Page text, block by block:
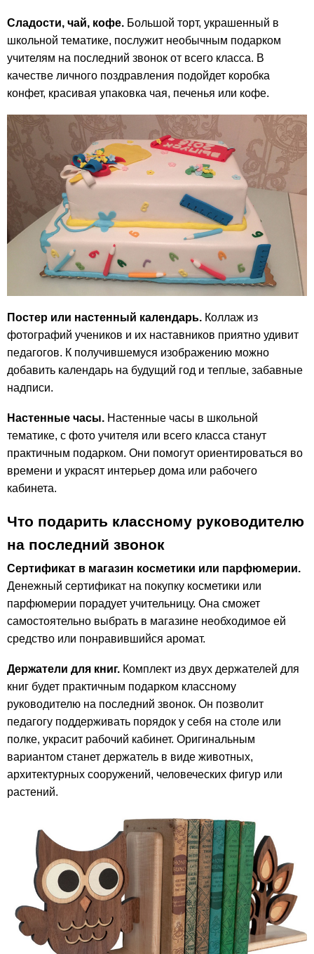
Сладости, чай, кофе. Большой торт, украшенный в
школьной тематике, послужит необычным подарком
учителям на последний звонок от всего класса. В
качестве личного поздравления подойдет коробка
конфет, красивая упаковка чая, печенья или кофе.
Постер или настенный календарь. Коллаж из
фотографий учеников и их наставников приятно удивит
педагогов. К получившемуся изображению можно
добавить календарь на будущий год и теплые, забавные
надписи.
Настенные часы. Настенные часы в школьной
тематике, с фото учителя или всего класса станут
практичным подарком. Они помогут ориентироваться во
времени и украсят интерьер дома или рабочего
кабинета.
Что подарить классному руководителю
на последний звонок
Сертификат в магазин косметики или парфюмерии.
Денежный сертификат на покупку косметики или
парфюмерии порадует учительницу. Она сможет
самостоятельно выбрать в магазине необходимое ей
средство или понравившийся аромат.
Держатели для книг. Комплект из двух держателей для
книг будет практичным подарком классному
руководителю на последний звонок. Он позволит
педагогу поддерживать порядок у себя на столе или
полке, украсит рабочий кабинет. Оригинальным
вариантом станет держатель в виде животных,
архитектурных сооружений, человеческих фигур или
растений.